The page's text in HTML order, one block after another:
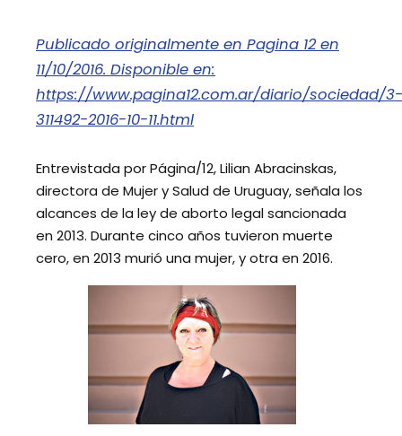
Publicado originalmente en Pagina 12 en
11/10/2016. Disponible en:
https://www.pagina12.com.ar/diario/sociedad/3-
311492-2016-10-11.html
Entrevistada por Página/12, Lilian Abracinskas,
directora de Mujer y Salud de Uruguay, señala los
alcances de la ley de aborto legal sancionada
en 2013. Durante cinco años tuvieron muerte
cero, en 2013 murió una mujer, y otra en 2016.